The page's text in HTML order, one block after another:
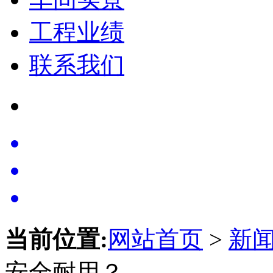
工程业绩
联系我们
当前位置: 网站首页 > 新